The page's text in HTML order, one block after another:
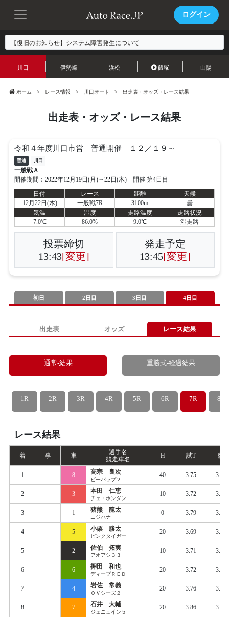
ログイン
【復旧のお知らせ】システム障害発生について
川口 伊勢崎 浜松 飯塚 山陽
ホーム レース情報 川口オート 出走表・オッズ・レース結果
出走表・オッズ・レース結果
令和４年度川口市営 普通開催 １２／１９～
普通 川口
一般戦Ａ
開催期間：2022年12月19日(月)～22日(木) 開催 第4日目
日付
レース 距離
天候
12月22日(木)
一般戦7R 3100m
曇
気温
湿度 走路温度
走路状況
7.0℃
86.0% 9.0℃ 湿走路
投票締切
13:43[変更]
発走予定
13:45[変更]
初日 2日目 3日目 4日目
出走表 オッズ レース結果
通常-結果 重勝式-経過結果
1R 2R 3R 4R 5R 6R 7R 8R
レース結果
着 事 車
選手名
競走車名
H 試T 競
1 8 高宗 良次
ビーバップ２
40 3.75 3.720
2 3 本田 仁恵
チェ・ホンダン
10 3.72 3.772
3 1 猪熊 龍太
ニジハナ
0 3.79 3.835
4 5 小栗 勝太
ピンクタイガー
20 3.69 3.811
5 2 佐伯 拓実
アオアシ３３
10 3.71 3.826
6 6 押田 和也
ディープＲＥＤ
20 3.72 3.817
7 4 岩佐 常義
ＯＶシーズ２
20 3.76 3.827
8 7 石井 大輔
ジェニュイン５
20 3.86 3.974